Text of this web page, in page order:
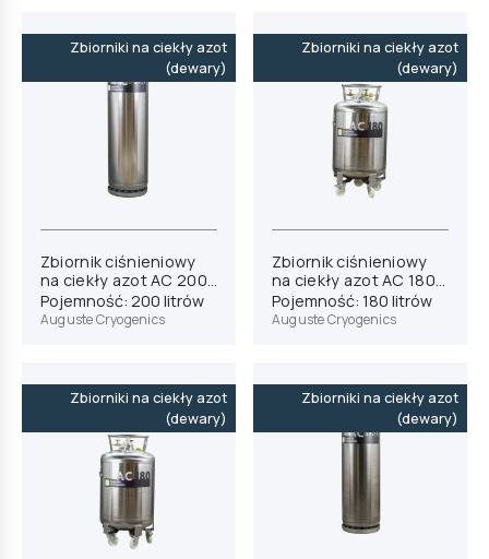
Zbiorniki na ciekły azot
(dewary)
Zbiornik ciśnieniowy
na ciekły azot AC 200
HP
Pojemność: 200 litrów
Auguste Cryogenics
Zbiorniki na ciekły azot
(dewary)
Zbiornik ciśnieniowy
na ciekły azot AC 180
26“ PB
Pojemność: 180 litrów
Auguste Cryogenics
Zbiorniki na ciekły azot
(dewary)
Zbiorniki na ciekły azot
(dewary)